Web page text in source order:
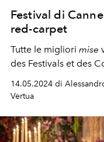
Festival di
red-carpet
Tutte le migliori mise
des Festivals et des
14.05.2024 di
Vertua